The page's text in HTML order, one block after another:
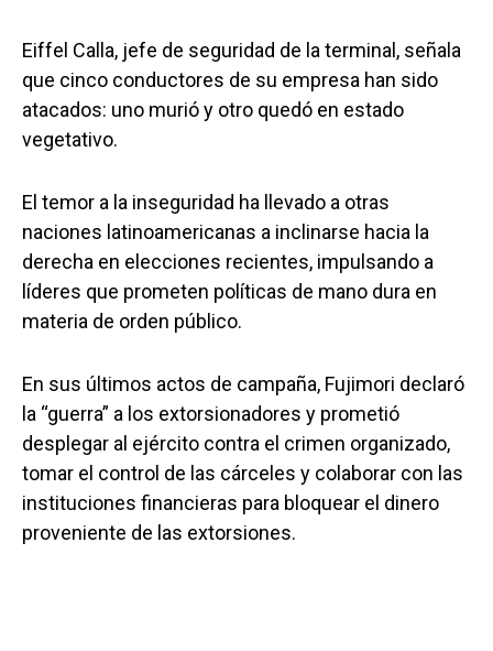
Eiffel Calla, jefe de seguridad de la terminal, señala
que cinco conductores de su empresa han sido
atacados: uno murió y otro quedó en estado
vegetativo.
El temor a la inseguridad ha llevado a otras
naciones latinoamericanas a inclinarse hacia la
derecha en elecciones recientes, impulsando a
líderes que prometen políticas de mano dura en
materia de orden público.
En sus últimos actos de campaña, Fujimori declaró
la “guerra” a los extorsionadores y prometió
desplegar al ejército contra el crimen organizado,
tomar el control de las cárceles y colaborar con las
instituciones financieras para bloquear el dinero
proveniente de las extorsiones.